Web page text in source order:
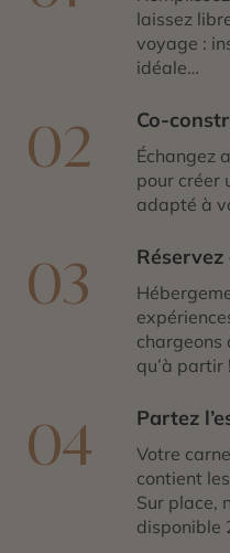
du Crater Lake est
au départ de Portland.
avec majesté les falaises
laissez
voyage :
idéale…
02 Co-
Échangez
pour créer
adapté à
03
chargeons
qu’à partir !
04 Partez
Votre
contient
Sur place,
disponible